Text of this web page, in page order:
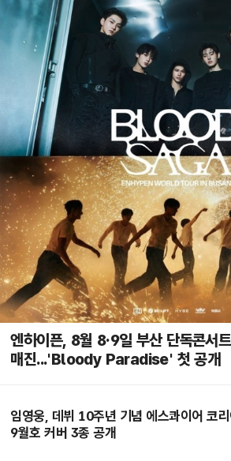
엔하이픈, 8월 8·9일 부산 단독콘서
매진...'Bloody Paradise' 첫 공개
임영웅, 데뷔 10주년 기념 에스콰이어 코
9월호 커버 3종 공개